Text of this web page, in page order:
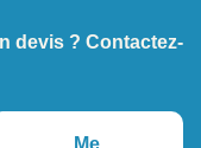
devis ? Contactez-
Me